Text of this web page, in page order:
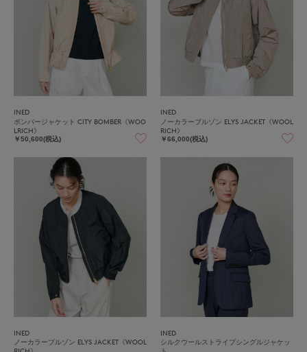
INED
ボンバージャケット CITY BOMBER《WOO
LRICH》
￥50,600(税込)
INED
ノーカラーブルゾン ELYS JACKET《WOOL
RICH》
￥66,000(税込)
INED
ノーカラーブルゾン ELYS JACKET《WOOL
INED
シルクウールストライプシングルジャケッ